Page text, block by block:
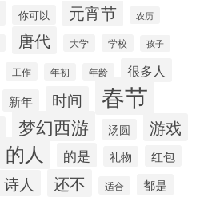
你可以 元宵节 农历
唐代 大学 学校 孩子
工作 年初 年龄 很多人
新年 时间 春节
梦幻西游 汤圆 游戏
的人 的是 礼物 红包
诗人 还不 适合 都是